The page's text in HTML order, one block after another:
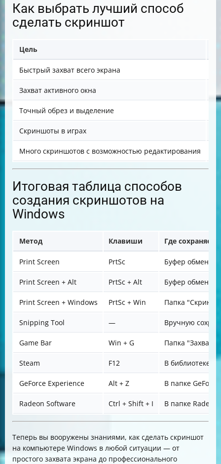
Как выбрать лучший способ
сделать скриншот
Цель
Быстрый захват всего экрана
Захват активного окна
Точный обрез и выделение
Скриншоты в играх
Много скриншотов с возможностью редактирования
Итоговая таблица способов
создания скриншотов на
Windows
Метод Клавиши Где
Print Screen PrtSc Буфер обмена
Print Screen + Alt PrtSc + Alt Буфер обмена
Print Screen + Windows PrtSc + Win Папка
Snipping Tool — Вручную
Game Bar Win + G Папка "Захваты"
Steam F12 В библиотеке
GeForce Experience Alt + Z В папке GeForce
Radeon Software Ctrl + Shift + I В папке Radeon
Теперь вы вооружены знаниями, как сделать скриншот
на компьютере Windows в любой ситуации — от
простого захвата экрана до профессионального